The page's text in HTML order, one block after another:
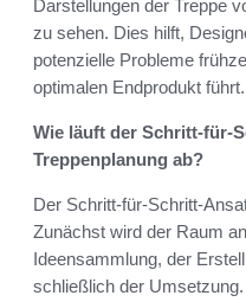
Darstellungen der Treppe
zu sehen. Dies hilft,
potenzielle Probleme
optimalen Endprodukt führt.
Wie läuft der Schritt-für-
Treppenplanung ab?
Der Schritt-für-Schritt-
Zunächst wird der Raum
Ideensammlung, der
schließlich der